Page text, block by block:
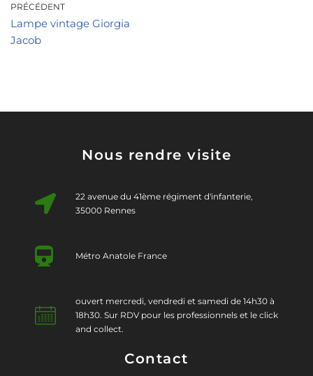
PRÉCÉDENT
Lampe vintage Giorgia
Jacob
Nous rendre visite
22 avenue du 41ème régiment d'infanterie,
35000 Rennes
Métro Anatole France
ouvert mercredi, vendredi et samedi de 14h30 à
18h30. Sur RDV pour les professionnels et le click
and collect.
Contact